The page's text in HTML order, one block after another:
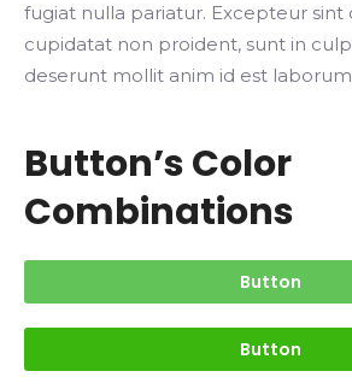
fugiat nulla pariatur. Excepteur sint
cupidatat non proident, sunt in
deserunt mollit anim id est
Button’s Color
Combinations
Button
Button